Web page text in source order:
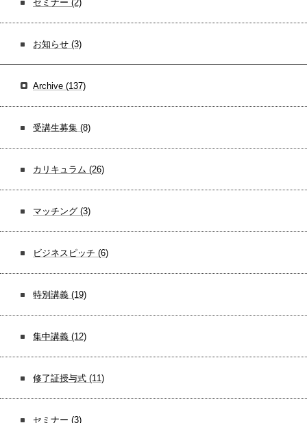
セミナー (2)
お知らせ (3)
Archive (137)
受講生募集 (8)
カリキュラム (26)
マッチング (3)
ビジネスピッチ (6)
特別講義 (19)
集中講義 (12)
修了証授与式 (11)
セミナー (3)